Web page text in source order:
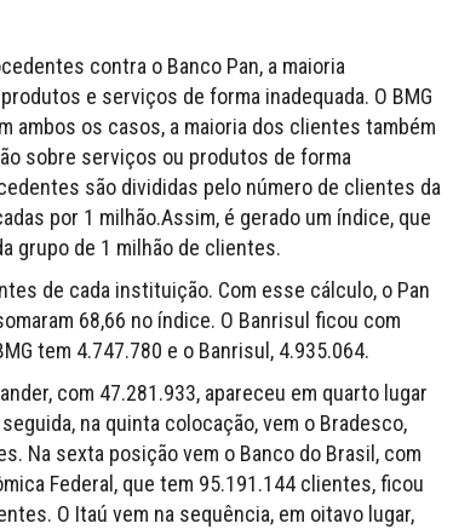
contra o Banco Pan, a maioria
e serviços de forma inadequada. O BMG
ambos os casos, a maioria dos clientes também
sobre serviços ou produtos de forma
são divididas pelo número de clientes da
por 1 milhão.Assim, é gerado um índice, que
grupo de 1 milhão de clientes.
de cada instituição. Com esse cálculo, o Pan
68,66 no índice. O Banrisul ficou com
tem 4.747.780 e o Banrisul, 4.935.064.
com 47.281.933, apareceu em quarto lugar
na quinta colocação, vem o Bradesco,
Na sexta posição vem o Banco do Brasil, com
Federal, que tem 95.191.144 clientes, ficou
O Itaú vem na sequência, em oitavo lugar,